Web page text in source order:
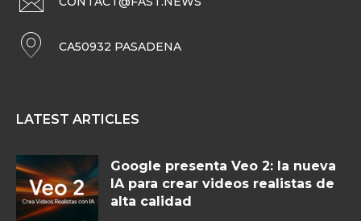
CA50932 PASADENA
LATEST ARTICLES
Google presenta Veo 2: la nueva
IA para crear videos realistas de
alta calidad